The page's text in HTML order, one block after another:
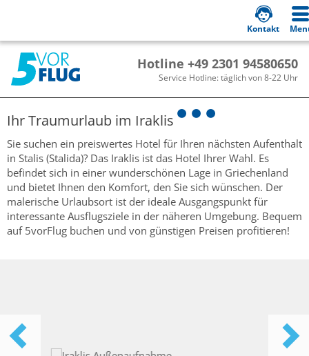
Hotline +49 2301 94580650
Service Hotline: täglich von 8-22 Uhr
Kontakt
Ihr Traumurlaub im Iraklis
Sie suchen ein preiswertes Hotel für Ihren nächsten Aufenthalt
in Stalis (Stalida)? Das Iraklis ist das Hotel Ihrer Wahl. Es
befindet sich in einer wunderschönen Lage in Griechenland
und bietet Ihnen den Komfort, den Sie sich wünschen. Der
malerische Urlaubsort ist der ideale Ausgangspunkt für
interessante Ausflugsziele in der näheren Umgebung. Bequem
auf 5vorFlug buchen und von günstigen Preisen profitieren!